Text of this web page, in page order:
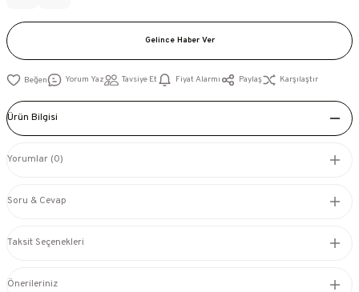
Gelince Haber Ver
Yorum Yaz Tavsiye Et Fiyat Alarmı Paylaş Karşılaştır
Ürün Bilgisi
Yorumlar (0)
Soru & Cevap
Taksit Seçenekleri
Önerileriniz